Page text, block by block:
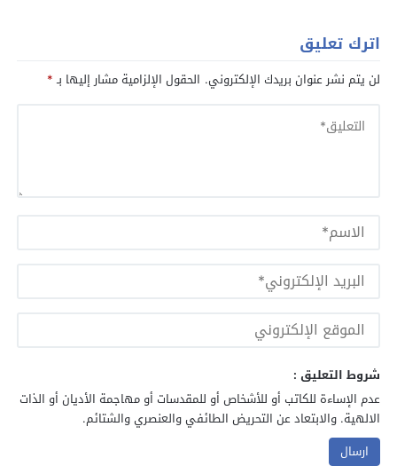
اترك تعليق
لن يتم نشر عنوان بريدك الإلكتروني. الحقول الإلزامية مشار إليها بـ*
شروط التعليق :
عدم الإساءة للكاتب أو للأشخاص أو للمقدسات أو مهاجمة الأديان أو الذات
الالهية. والابتعاد عن التحريض الطائفي والعنصري والشتائم.